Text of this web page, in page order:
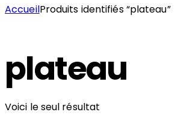
AccueilProduits identifiés “plateau”
plateau
Voici le seul résultat